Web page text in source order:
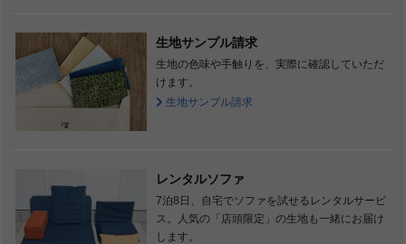
生地サンプル請求
生地の色味や手触りを、実際に確認していただ
けます。
生地サンプル請求
レンタルソファ
7泊8日、自宅でソファを試せるレンタルサービ
ス。人気の「店頭限定」の生地も一緒にお届け
します。